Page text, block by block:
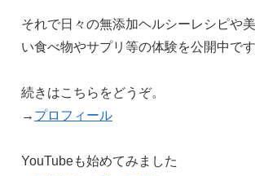
それで日々の無添加ヘルシーレシピや
い食べ物やサプリ等の体験を公開中です
続きはこちらをどうぞ。
→ プロフィール
YouTubeも始めてみました